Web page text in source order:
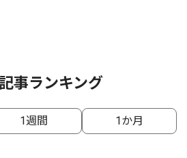
事ランキング
1週間 1か月